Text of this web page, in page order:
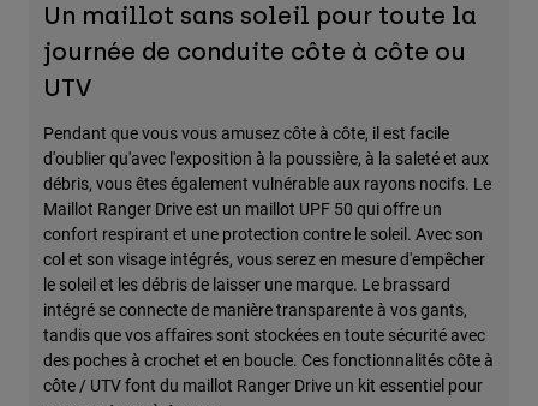
Un maillot sans soleil pour toute la
journée de conduite côte à côte ou
UTV
Pendant que vous vous amusez côte à côte, il est facile
d'oublier qu'avec l'exposition à la poussière, à la saleté et aux
débris, vous êtes également vulnérable aux rayons nocifs. Le
Maillot Ranger Drive est un maillot UPF 50 qui offre un
confort respirant et une protection contre le soleil. Avec son
col et son visage intégrés, vous serez en mesure d'empêcher
le soleil et les débris de laisser une marque. Le brassard
intégré se connecte de manière transparente à vos gants,
tandis que vos affaires sont stockées en toute sécurité avec
des poches à crochet et en boucle. Ces fonctionnalités côte à
côte / UTV font du maillot Ranger Drive un kit essentiel pour